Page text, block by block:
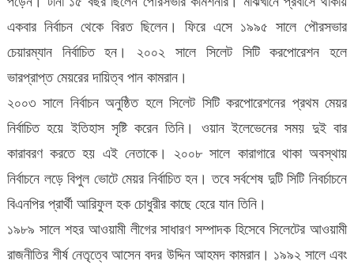
একবার নির্বাচন থেকে বিরত ছিলেন। ফিরে এসে ১৯৯৫ সালে পৌরসভার
চেয়ারম্যান নির্বাচিত হন। ২০০২ সালে সিলেট সিটি করপোরেশন হলে
ভারপ্রাপ্ত মেয়রের দায়িত্ব পান কামরান।
২০০৩ সালে নির্বাচন অনুষ্ঠিত হলে সিলেট সিটি করপোরেশনের প্রথম মেয়র
নির্বাচিত হয়ে ইতিহাস সৃষ্টি করেন তিনি। ওয়ান ইলেভেনের সময় দুই বার
কারাবরণ করতে হয় এই নেতাকে। ২০০৮ সালে কারাগারে থাকা অবস্থায়
নির্বাচনে লড়ে বিপুল ভোটে মেয়র নির্বাচিত হন। তবে সর্বশেষ দুটি সিটি নিবর্চাচনে
বিএনপির প্রার্থী আরিফুল হক চোধুরীর কাছে হেরে যান তিনি।
১৯৮৯ সালে শহর আওয়ামী লীগের সাধারণ সম্পাদক হিসেবে সিলেটের আওয়ামী
রাজনীতির শীর্ষ নেতৃত্বে আসেন বদর উদ্দিন আহমদ কামরান। ১৯৯২ সালে এবং